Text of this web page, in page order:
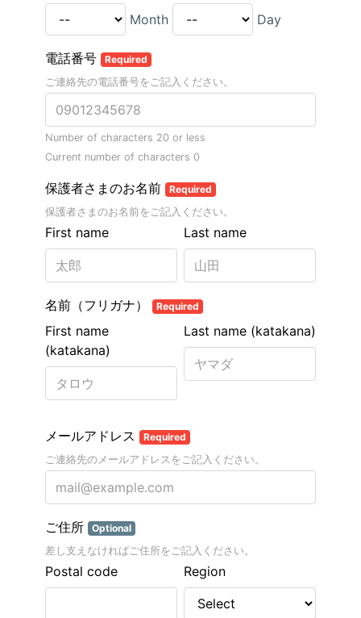
Month Day
電話番号 Required
ご連絡先の電話番号をご記入ください。
Number of characters 20 or less
Current number of characters 0
保護者さまのお名前 Required
保護者さまのお名前をご記入ください。
Last name
First name
名前（フリガナ） Required
Last name (katakana)
First name
(katakana)
メールアドレス Required
ご連絡先のメールアドレスをご記入ください。
ご住所 Optional
差し支えなければご住所をご記入ください。
Postal code Region